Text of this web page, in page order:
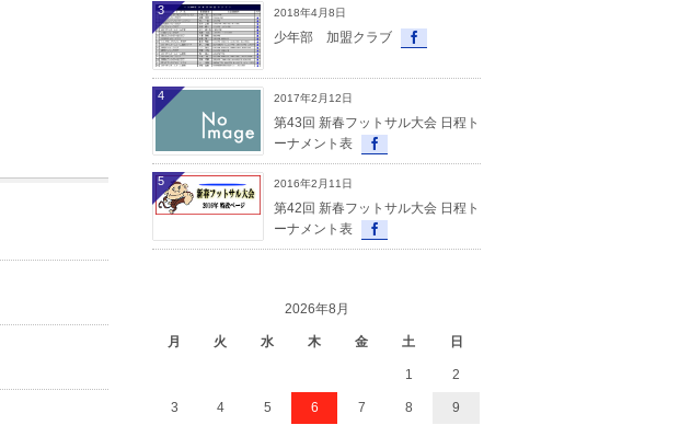
2018年4月8日
少年部 加盟クラブ
3
2017年2月12日
第43回 新春フットサル大会 日程ト
ーナメント表
4
2016年2月11日
第42回 新春フットサル大会 日程ト
ーナメント表
5
2026年8月
月 火 水 木 金 土 日
1 2
3 4 5 6 7 8 9